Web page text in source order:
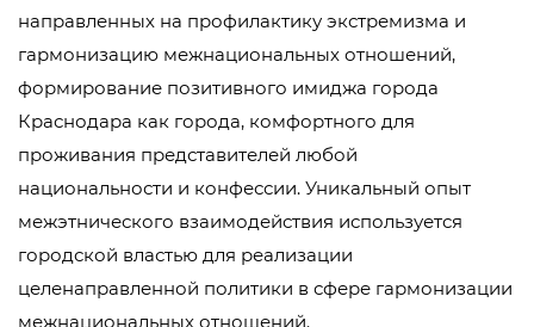
направленных на профилактику экстремизма и
гармонизацию межнациональных отношений,
формирование позитивного имиджа города
Краснодара как города, комфортного для
проживания представителей любой
национальности и конфессии. Уникальный опыт
межэтнического взаимодействия используется
городской властью для реализации
целенаправленной политики в сфере гармонизации
межнациональных отношений.